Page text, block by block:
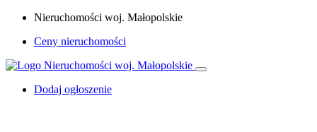
Nieruchomości woj. Małopolskie
Ceny nieruchomości
Dodaj ogłoszenie